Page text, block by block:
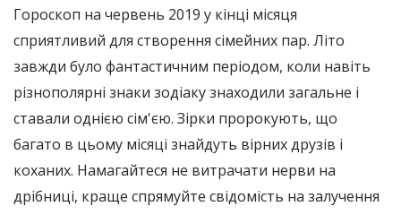
Гороскоп на червень 2019 у кінці місяця
сприятливий для створення сімейних пар. Літо
завжди було фантастичним періодом, коли навіть
різнополярні знаки зодіаку знаходили загальне і
ставали однією сім'єю. Зірки пророкують, що
багато в цьому місяці знайдуть вірних друзів і
коханих. Намагайтеся не витрачати нерви на
дрібниці, краще спрямуйте свідомість на залучення